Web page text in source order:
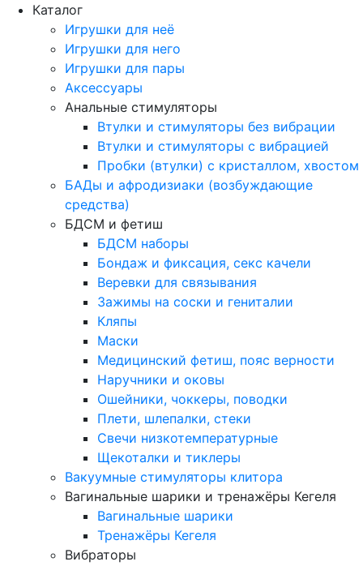
Каталог
Игрушки для неё
Игрушки для него
Игрушки для пары
Аксессуары
Анальные стимуляторы
Втулки и стимуляторы без вибрации
Втулки и стимуляторы с вибрацией
Пробки (втулки) с кристаллом, хвостом
БАДы и афродизиаки (возбуждающие
средства)
БДСМ и фетиш
БДСМ наборы
Бондаж и фиксация, секс качели
Веревки для связывания
Зажимы на соски и гениталии
Кляпы
Маски
Медицинский фетиш, пояс верности
Наручники и оковы
Ошейники, чоккеры, поводки
Плети, шлепалки, стеки
Свечи низкотемпературные
Щекоталки и тиклеры
Вакуумные стимуляторы клитора
Вагинальные шарики и тренажёры Кегеля
Вагинальные шарики
Тренажёры Кегеля
Вибраторы